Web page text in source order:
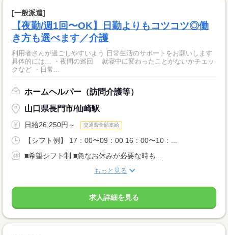
[一般派遣]
【夜勤/週1回〜OK】日勤よりもコツコツ◎働
き方も選べます／介護
利用者さんが過ごしやすいよう 日常生活のサポートをお願いします
具体的には… ・夜間の巡回 就寝中に変わったことがないかチェッ
クなど ・日常...
ホームヘルパー（訪問介護等）
山口県長門市/仙崎駅
日給26,250円～ 交通費全額支給
【シフト例】 17：00〜09：00 16：00〜10：...
■希望シフト制 ■急なお休みが必要な時も...
もっと見る
求人詳細を見る